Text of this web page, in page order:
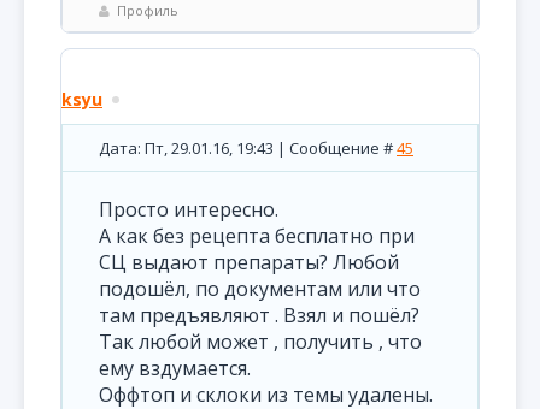
Профиль
ksyu
Дата: Пт, 29.01.16, 19:43 | Сообщение #45
Просто интересно.
А как без рецепта бесплатно при
СЦ выдают препараты? Любой
подошёл, по документам или что
там предъявляют . Взял и пошёл?
Так любой может , получить , что
ему вздумается.
Оффтоп и склоки из темы удалены.